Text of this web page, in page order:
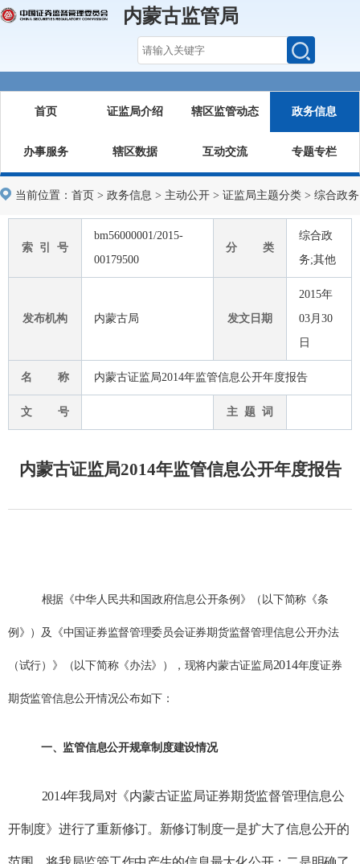
内蒙古监管局
首页 证监局介绍 辖区监管动态 政务信息
办事服务 辖区数据 互动交流 专题专栏
当前位置： 首页 > 政务信息 > 主动公开 > 证监局主题分类 > 综合政务
索 引 号
bm56000001/2015-
00179500
分 类
综合政
务;其他
发布机构 内蒙古局 发文日期
2015年
03月30
日
名 称 内蒙古证监局2014年监管信息公开年度报告
文 号 主 题 词
内蒙古证监局2014年监管信息公开年度报告
根据《中华人民共和国政府信息公开条例》（以下简称《条
例》）及《中国证券监督管理委员会证券期货监督管理信息公开办法
（试行）》（以下简称《办法》），现将内蒙古证监局2014年度证券
期货监管信息公开情况公布如下：
一、监管信息公开规章制度建设情况
2014年我局对《内蒙古证监局证券期货监督管理信息公
开制度》进行了重新修订。新修订制度一是扩大了信息公开的